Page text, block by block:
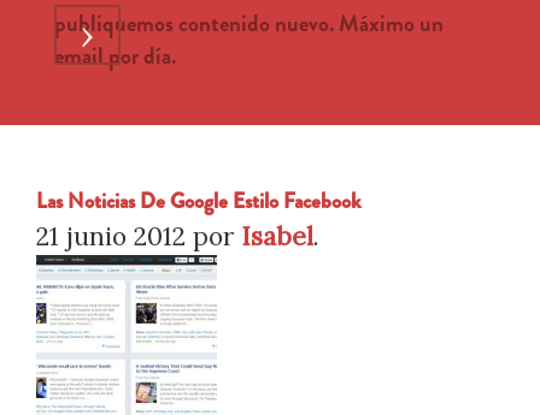
publiquemos contenido nuevo. Máximo un
email por día.
›
Las Noticias De Google Estilo Facebook
21 junio 2012 por Isabel.